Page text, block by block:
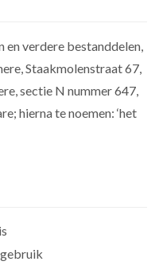
en verdere bestanddelen,
Staakmolenstraat 67,
sectie N nummer 647,
hierna te noemen: ‘het